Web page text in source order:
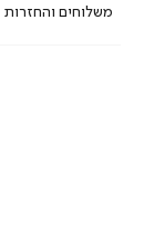
משלוחים והחזרות